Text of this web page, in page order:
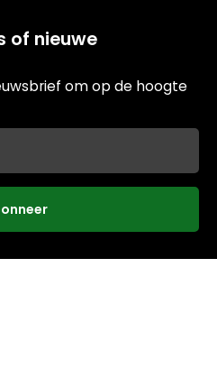
of nieuwe
om op de hoogte